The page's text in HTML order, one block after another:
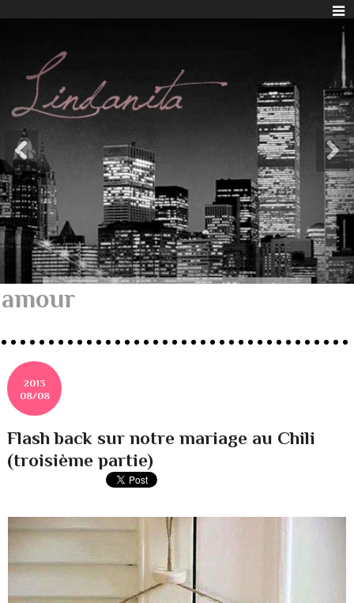
amour
2013
08/08
Flash back sur notre mariage au Chili
(troisième partie)